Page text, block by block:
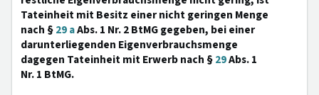
Tateinheit mit Besitz einer nicht geringen Menge
nach §29 aAbs. 1 Nr. 2 BtMG gegeben, bei einer
darunterliegenden Eigenverbrauchsmenge
dagegen Tateinheit mit Erwerb nach §29Abs. 1
Nr. 1 BtMG.